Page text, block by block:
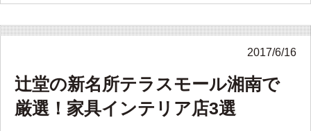
2017/6/16
辻堂の新名所テラスモール湘南で
厳選！家具インテリア店3選